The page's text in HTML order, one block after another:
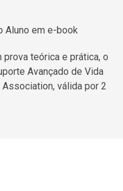
Aluno em e-book
teórica e prática, o
Avançado de Vida
válida por 2